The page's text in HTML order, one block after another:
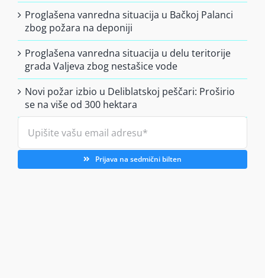
Proglašena vanredna situacija u Bačkoj Palanci
zbog požara na deponiji
Proglašena vanredna situacija u delu teritorije
grada Valjeva zbog nestašice vode
Novi požar izbio u Deliblatskoj peščari: Proširio
se na više od 300 hektara
Prijava na sedmični bilten